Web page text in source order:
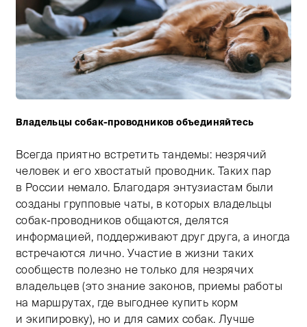
Тифлокомментарий: цветная фотография. На
Владельцы собак-проводников объединяйтесь
Всегда приятно встретить тандемы: незрячий
человек и его хвостатый проводник. Таких пар
в России немало. Благодаря энтузиастам были
созданы групповые чаты, в которых владельцы
собак-проводников общаются, делятся
информацией, поддерживают друг друга, а иногда
встречаются лично. Участие в жизни таких
сообществ полезно не только для незрячих
владельцев (это знание законов, приемы работы
на маршрутах, где выгоднее купить корм
и экипировку), но и для самих собак. Лучше